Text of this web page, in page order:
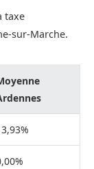
taxe
sur-Marche.